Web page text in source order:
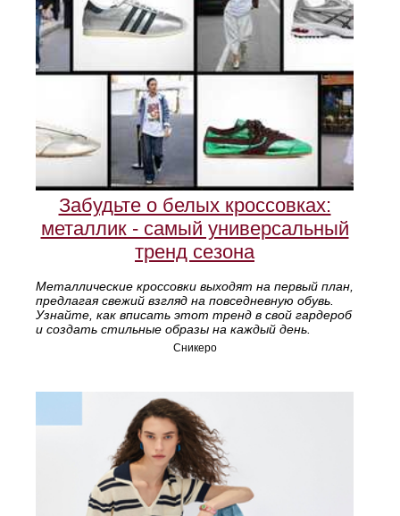
Забудьте о белых кроссовках:
металлик - самый универсальный
тренд сезона
Металлические кроссовки выходят на первый план,
предлагая свежий взгляд на повседневную обувь.
Узнайте, как вписать этот тренд в свой гардероб
и создать стильные образы на каждый день.
Сникеро